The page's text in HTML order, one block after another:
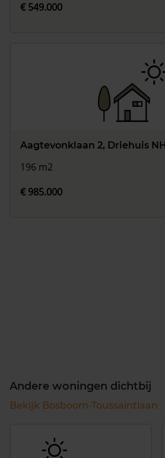
€ 549.000
Aagtevonklaan 2, Driehuis NH
196 m2
€ 985.000
Andere woningen dichtbij
Bekijk Bosboom-Toussaintlaan